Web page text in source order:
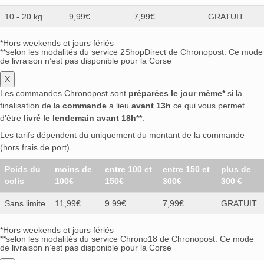
10 - 20 kg 9,99€ 7,99€ GRATUIT
*Hors weekends et jours fériés
**selon les modalités du service 2ShopDirect de Chronopost. Ce mode
de livraison n’est pas disponible pour la Corse
X
Les commandes Chronopost sont préparées le jour même*si la
finalisation de la commande a lieu avant 13h ce qui vous permet
d’être livré le lendemain avant 18h**.
Les tarifs dépendent du uniquement du montant de la commande
(hors frais de port)
Poids du
colis
moins de
100€
entre 100 et
150€
entre 150 et
300€
plus de
300 €
Sans limite 11,99€ 9.99€ 7,99€ GRATUIT
*Hors weekends et jours fériés
**selon les modalités du service Chrono18 de Chronopost. Ce mode
de livraison n’est pas disponible pour la Corse